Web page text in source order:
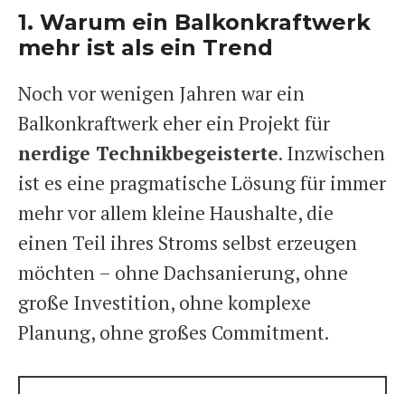
1. Warum ein Balkonkraftwerk
mehr ist als ein Trend
Noch vor wenigen Jahren war ein
Balkonkraftwerk eher ein Projekt für
nerdige Technikbegeisterte. Inzwischen
ist es eine pragmatische Lösung für immer
mehr vor allem kleine Haushalte, die
einen Teil ihres Stroms selbst erzeugen
möchten – ohne Dachsanierung, ohne
große Investition, ohne komplexe
Planung, ohne großes Commitment.